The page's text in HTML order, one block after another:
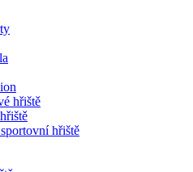
hřiště
hřiště